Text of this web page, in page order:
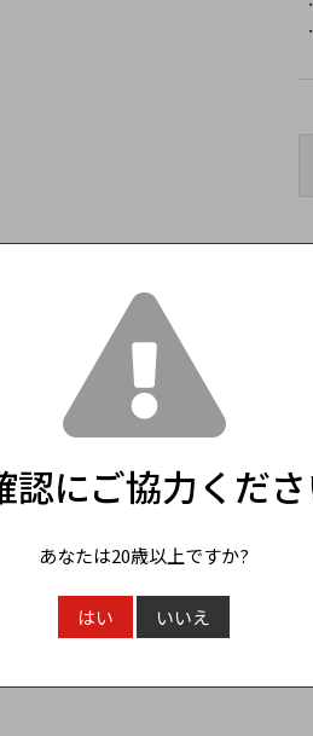
商品をみた人はこんな商品もみています
認にご協力くださ
あなたは20歳以上ですか?
はい いいえ